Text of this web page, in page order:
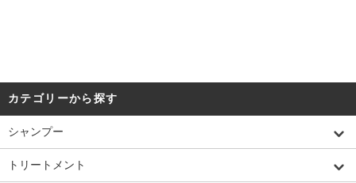
カテゴリーから探す
シャンプー
トリートメント